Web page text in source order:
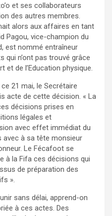
et ses collaborateurs
des autres membres.
alors aux affaires en tant
Pagou, vice-champion du
est nommé entraîneur
qui n’ont pas trouvé grâce
et de l’Education physique.
21 mai, le Secrétaire
acte de cette décision. « La
décisions prises en
légales et
avec effet immédiat du
à sa tête monsieur
Le Fécafoot se
à la Fifa ces décisions qui
de préparation des
».
sans délai, apprend-on
à ces actes. Des